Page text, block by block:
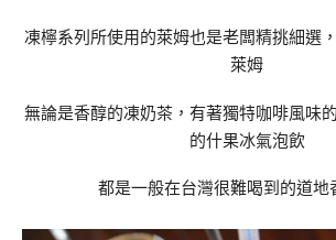
凍檸系列所使用的萊姆也是老闆精挑細選
萊姆
無論是香醇的凍奶茶，有著獨特咖啡風味
的什果冰氣泡飲
都是一般在台灣很難喝到的道地